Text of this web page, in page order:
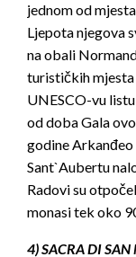
jednom od
Ljepota njegova
na obali
turističkih mjesta
UNESCO-vu
od doba Gala
godine Arkanđeo
Sant`Aubertu
Radovi su
monasi tek oko
4) SACRA DI SAN